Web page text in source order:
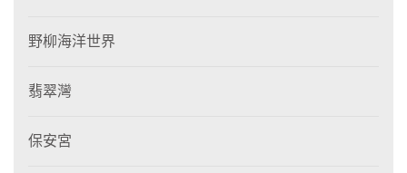
野柳海洋世界
翡翠灣
保安宮